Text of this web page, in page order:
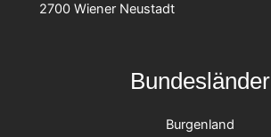
2700 Wiener Neustadt
Bundesländer
Burgenland